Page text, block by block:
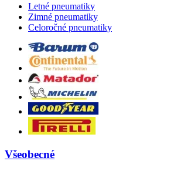
Letné pneumatiky
Zimné pneumatiky
Celoročné pneumatiky
Všeobecné